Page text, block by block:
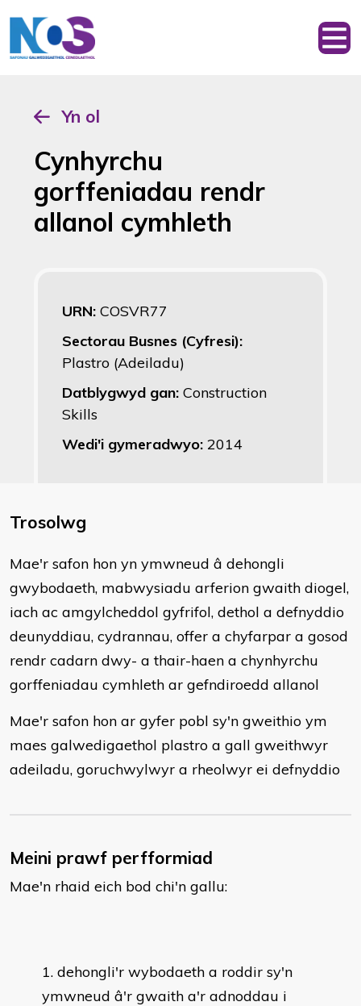
Yn ol
Cynhyrchu
gorffeniadau rendr
allanol cymhleth
URN: COSVR77
Sectorau Busnes (Cyfresi):
Plastro (Adeiladu)
Datblygwyd gan: Construction
Skills
Wedi'i gymeradwyo: 2014
Trosolwg
Mae'r safon hon yn ymwneud â dehongli
gwybodaeth, mabwysiadu arferion gwaith diogel,
iach ac amgylcheddol gyfrifol, dethol a defnyddio
deunyddiau, cydrannau, offer a chyfarpar a gosod
rendr cadarn dwy- a thair-haen a chynhyrchu
gorffeniadau cymhleth ar gefndiroedd allanol
Mae'r safon hon ar gyfer pobl sy'n gweithio ym
maes galwedigaethol plastro a gall gweithwyr
adeiladu, goruchwylwyr a rheolwyr ei defnyddio
Meini prawf perfformiad
Mae'n rhaid eich bod chi'n gallu:
dehongli'r wybodaeth a roddir sy'n
ymwneud â'r gwaith a'r adnoddau i